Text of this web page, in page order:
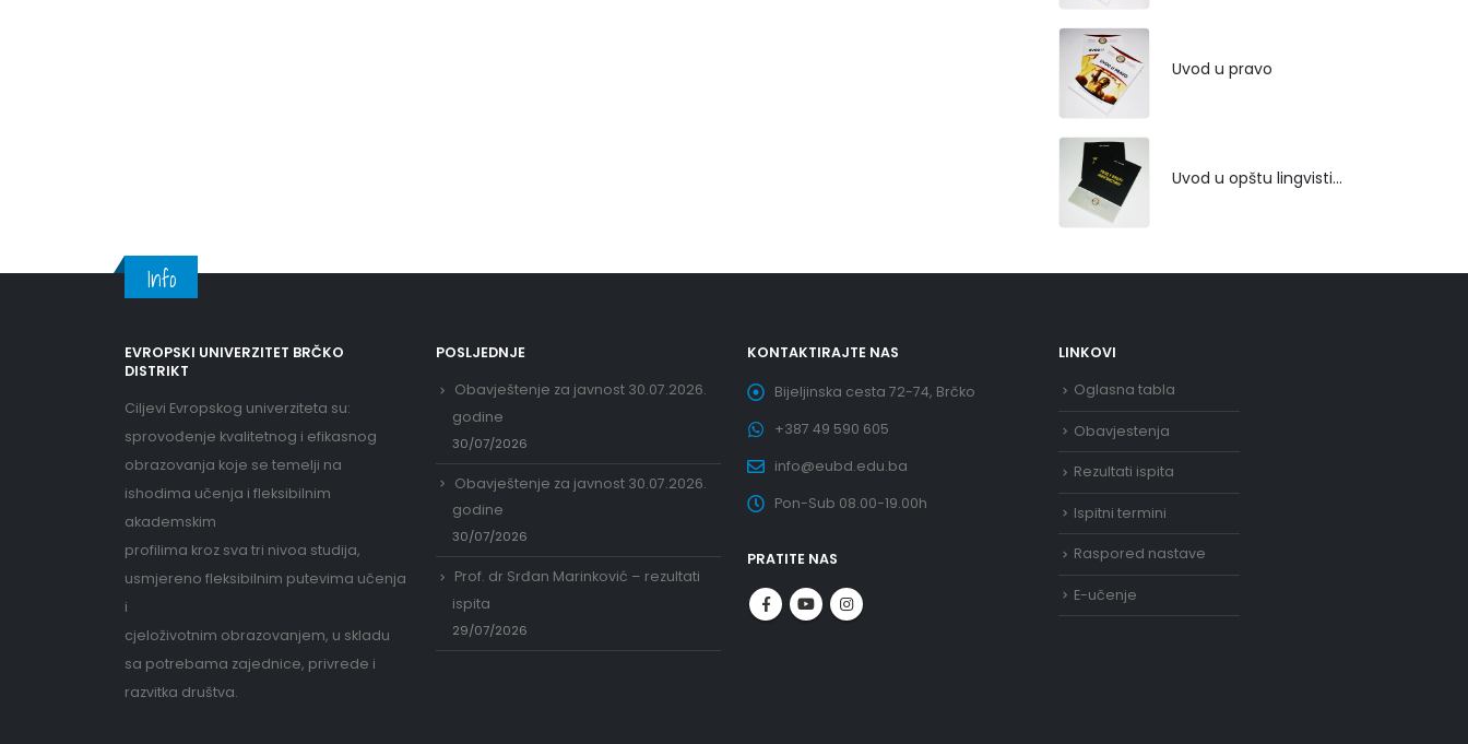
Uvod u pravo
Uvod u opštu lingvistiku
Info
EVROPSKI UNIVERZITET BRČKO
DISTRIKT
Ciljevi Evropskog univerziteta su:
sprovođenje kvalitetnog i efikasnog
obrazovanja koje se temelji na
ishodima učenja i fleksibilnim
akademskim
profilima kroz sva tri nivoa studija,
usmjereno fleksibilnim putevima učenja
i
cjeloživotnim obrazovanjem, u skladu
sa potrebama zajednice, privrede i
razvitka društva.
POSLJEDNJE
Obavještenje za javnost 30.07.2026.
godine
30/07/2026
Obavještenje za javnost 30.07.2026.
godine
30/07/2026
Prof. dr Srđan Marinković – rezultati
ispita
29/07/2026
KONTAKTIRAJTE NAS
Bijeljinska cesta 72-74, Brčko
+387 49 590 605
info@eubd.edu.ba
Pon-Sub 08.00-19.00h
PRATITE NAS
LINKOVI
Oglasna tabla
Obavjestenja
Rezultati ispita
Ispitni termini
Raspored nastave
E-učenje